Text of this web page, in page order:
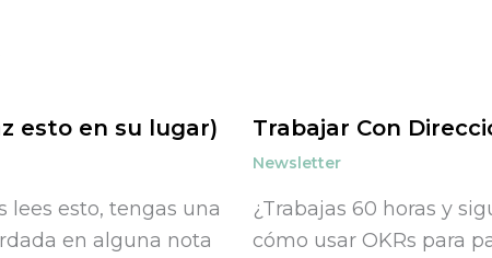
esto en su lugar)
lees esto, tengas una
en alguna nota
Trabajar Con
Newsletter
¿Trabajas 60 horas y
cómo usar OKRs para